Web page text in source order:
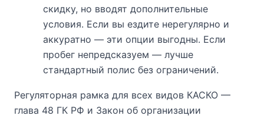
скидку, но вводят дополнительные
условия. Если вы ездите нерегулярно и
аккуратно — эти опции выгодны. Если
пробег непредсказуем — лучше
стандартный полис без ограничений.
Регуляторная рамка для всех видов КАСКО —
глава 48 ГК РФ и Закон об организации